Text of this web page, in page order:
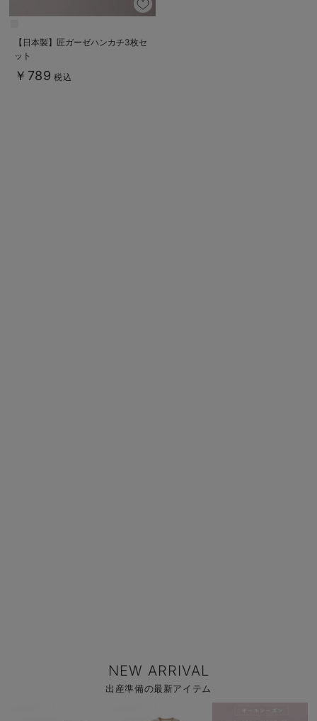
【日本製】匠ガーゼハンカチ3枚セ
ット
￥789 税込
NEW ARRIVAL
出産準備の最新アイテム